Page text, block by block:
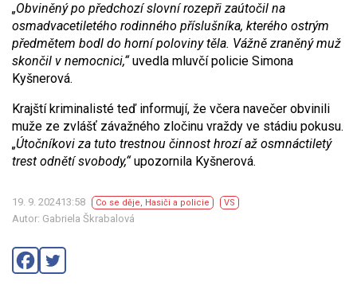
„Obviněný po předchozí slovní rozepři zaútočil na
osmadvacetiletého rodinného příslušníka, kterého ostrým
předmětem bodl do horní poloviny těla. Vážně zraněný muž
skončil v nemocnici,“uvedla mluvčí policie Simona
Kyšnerová.
Krajští kriminalisté teď informují, že včera navečer obvinili
muže ze zvlášť závažného zločinu vraždy ve stádiu pokusu.
„Útočníkovi za tuto trestnou činnost hrozí až osmnáctiletý
trest odnětí svobody,“upozornila Kyšnerová.
19. 9. 202413:58 Co se děje, Hasiči a policie VS
Autor: Gabriela Škrabalová